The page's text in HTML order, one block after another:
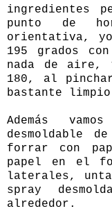
ingredientes
punto de
orientativa,
195 grados
nada de aire,
180, al
bastante
Además
desmoldable
forrar con
papel en el
laterales,
spray
alrededor.